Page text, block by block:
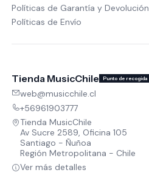
Políticas de Garantía y Devolución
Políticas de Envío
Tienda MusicChile Punto de recogida
web@musicchile.cl
+56961903777
Tienda MusicChile
Av Sucre 2589, Oficina 105
Santiago - Ñuñoa
Región Metropolitana - Chile
Ver más detalles